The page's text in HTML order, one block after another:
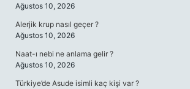
Ağustos 10, 2026
Alerjik krup nasıl geçer ?
Ağustos 10, 2026
Naat-ı nebi ne anlama gelir ?
Ağustos 10, 2026
Türkiye’de Asude isimli kaç kişi var ?